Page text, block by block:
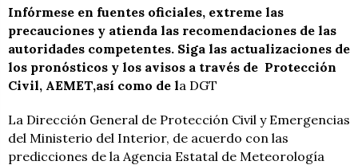
Infórmese en fuentes oficiales, extreme las
precauciones y atienda las recomendaciones de las
autoridades competentes. Siga las actualizaciones de
los pronósticos y los avisos a través de Protección
Civil, AEMET,así como de la DGT
La Dirección General de Protección Civil y Emergencias
del Ministerio del Interior, de acuerdo con las
predicciones de la Agencia Estatal de Meteorología